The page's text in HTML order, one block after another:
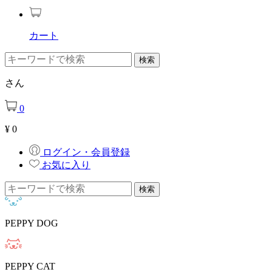
カート
さん
0
¥ 0
ログイン・会員登録
お気に入り
PEPPY DOG
PEPPY CAT